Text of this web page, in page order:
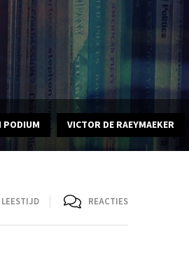
PODIUM VICTOR DE RAEYMAEKER
REACTIES